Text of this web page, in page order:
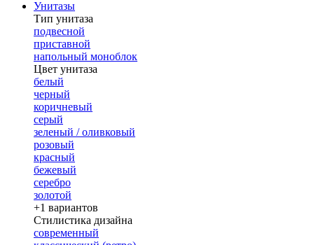
Унитазы
Тип унитаза
подвесной
приставной
напольный моноблок
Цвет унитаза
белый
черный
коричневый
серый
зеленый / оливковый
розовый
красный
бежевый
серебро
золотой
+1 вариантов
Стилистика дизайна
современный